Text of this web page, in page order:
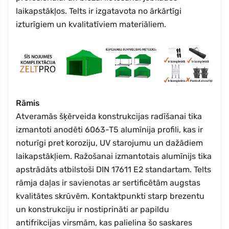
laikapstākļos. Telts ir izgatavota no ārkārtīgi
izturīgiem un kvalitatīviem materiāliem.
Rāmis
Atveramās šķērveida konstrukcijas radīšanai tika
izmantoti anodēti 6063-T5 alumīnija profili, kas ir
noturīgi pret koroziju, UV starojumu un dažādiem
laikapstākļiem. Ražošanai izmantotais alumīnijs tika
apstrādāts atbilstoši DIN 17611 E2 standartam. Telts
rāmja daļas ir savienotas ar sertificētām augstas
kvalitātes skrūvēm. Kontaktpunkti starp brezentu
un konstrukciju ir nostiprināti ar papildu
antifrikcijas virsmām, kas palielina šo saskares